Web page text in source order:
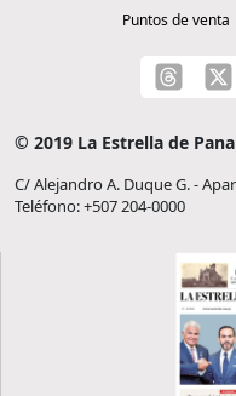
Puntos de venta
© 2019 La Estrella de
C/ Alejandro A. Duque G. -
Teléfono: +507 204-0000